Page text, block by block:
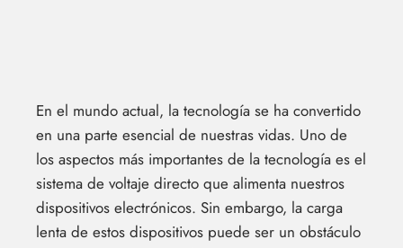
En el mundo actual, la tecnología se ha convertido
en una parte esencial de nuestras vidas. Uno de
los aspectos más importantes de la tecnología es el
sistema de voltaje directo que alimenta nuestros
dispositivos electrónicos. Sin embargo, la carga
lenta de estos dispositivos puede ser un obstáculo